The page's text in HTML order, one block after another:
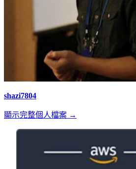
shazi7804
顯示完整個人檔案 →